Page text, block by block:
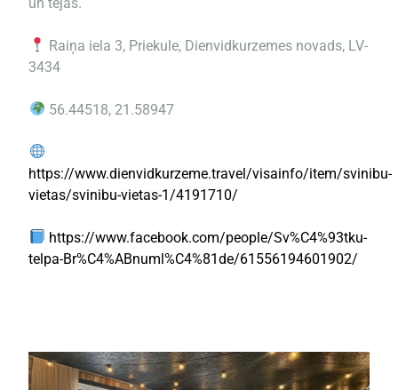
Raiņa iela 3, Priekule, Dienvidkurzemes novads, LV-
3434
56.44518, 21.58947
https://www.dienvidkurzeme.travel/visainfo/item/svinibu-
vietas/svinibu-vietas-1/4191710/
https://www.facebook.com/people/Sv%C4%93tku-
telpa-Br%C4%ABnuml%C4%81de/61556194601902/